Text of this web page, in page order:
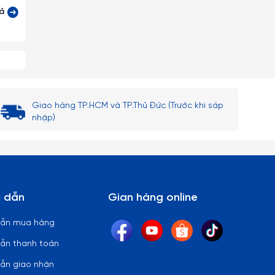
bi
Giao hàng TP.HCM và TP.Thủ Đức (Trước khi sáp
nhập)
dẫn
mua hàng
thanh toán
giao nhận
Gian hàng online